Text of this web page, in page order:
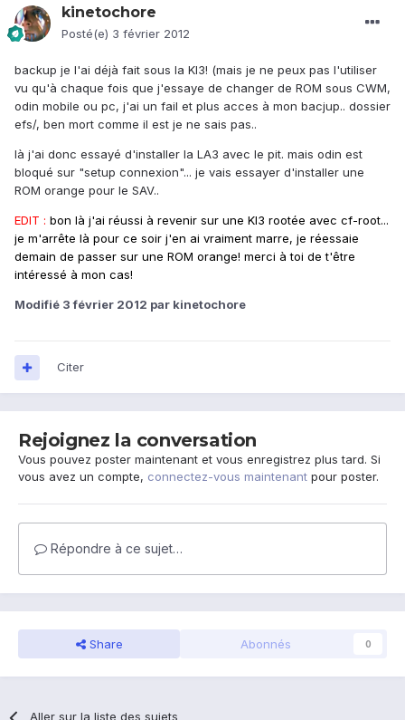
kinetochore
Posté(e) 3 février 2012
backup je l'ai déjà fait sous la KI3! (mais je ne peux pas l'utiliser
vu qu'à chaque fois que j'essaye de changer de ROM sous CWM,
odin mobile ou pc, j'ai un fail et plus acces à mon bacjup.. dossier
efs/, ben mort comme il est je ne sais pas..
là j'ai donc essayé d'installer la LA3 avec le pit. mais odin est
bloqué sur "setup connexion"... je vais essayer d'installer une
ROM orange pour le SAV..
EDIT : bon là j'ai réussi à revenir sur une KI3 rootée avec cf-root...
je m'arrête là pour ce soir j'en ai vraiment marre, je réessaie
demain de passer sur une ROM orange! merci à toi de t'être
intéressé à mon cas!
Modifié 3 février 2012 par kinetochore
Citer
Rejoignez la conversation
Vous pouvez poster maintenant et vous enregistrez plus tard. Si
vous avez un compte, connectez-vous maintenant pour poster.
Répondre à ce sujet…
Share Abonnés 0
Aller sur la liste des sujets